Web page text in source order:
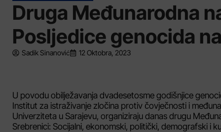
Druga Međunarodna
Posljedice genocida
Sadik Sinanović 12 Oktobra, 2023
U povodu obilježavanja dvadesetosme godišnjice
Institut za istraživanje zločina protiv čovječnosti i
Univerziteta u Sarajevu, organiziraju danas drugu
Srebrenici: Socijalni, ekonomski, politički, demografski i